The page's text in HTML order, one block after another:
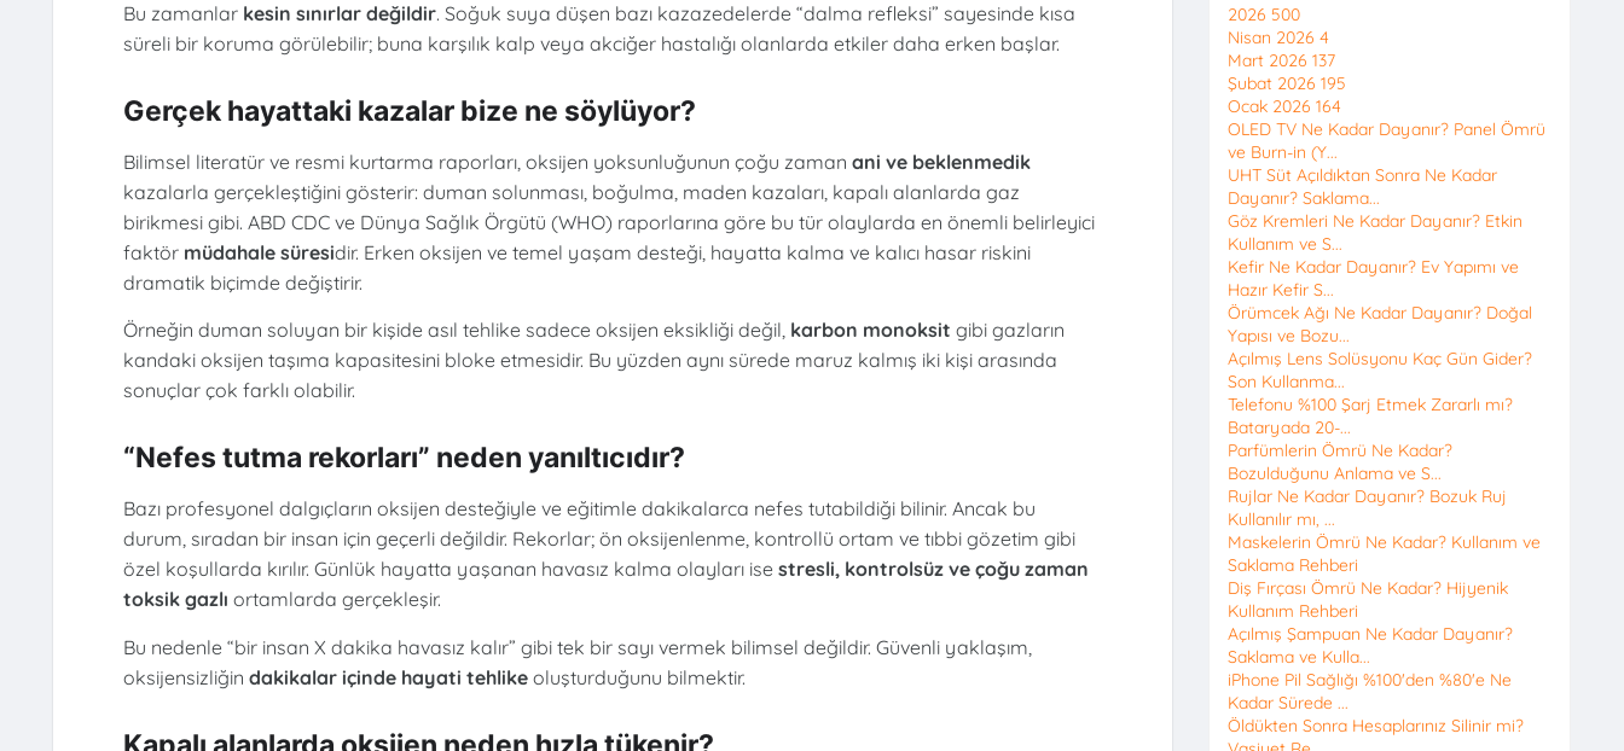
Bu zamanlar kesin sınırlar değildir. Soğuk suya düşen bazı kazazedelerde “dalma refleksi” sayesinde kısa
süreli bir koruma görülebilir; buna karşılık kalp veya akciğer hastalığı olanlarda etkiler daha erken başlar.
Gerçek hayattaki kazalar bize ne söylüyor?
Bilimsel literatür ve resmi kurtarma raporları, oksijen yoksunluğunun çoğu zaman ani ve beklenmedik
kazalarla gerçekleştiğini gösterir: duman solunması, boğulma, maden kazaları, kapalı alanlarda gaz
birikmesi gibi. ABD CDC ve Dünya Sağlık Örgütü (WHO) raporlarına göre bu tür olaylarda en önemli belirleyici
faktör müdahale süresidir. Erken oksijen ve temel yaşam desteği, hayatta kalma ve kalıcı hasar riskini
dramatik biçimde değiştirir.
Örneğin duman soluyan bir kişide asıl tehlike sadece oksijen eksikliği değil, karbon monoksit gibi gazların
kandaki oksijen taşıma kapasitesini bloke etmesidir. Bu yüzden aynı sürede maruz kalmış iki kişi arasında
sonuçlar çok farklı olabilir.
“Nefes tutma rekorları” neden yanıltıcıdır?
Bazı profesyonel dalgıçların oksijen desteğiyle ve eğitimle dakikalarca nefes tutabildiği bilinir. Ancak bu
durum, sıradan bir insan için geçerli değildir. Rekorlar; ön oksijenlenme, kontrollü ortam ve tıbbi gözetim gibi
özel koşullarda kırılır. Günlük hayatta yaşanan havasız kalma olayları ise stresli, kontrolsüz ve çoğu zaman
toksik gazlı ortamlarda gerçekleşir.
Bu nedenle “bir insan X dakika havasız kalır” gibi tek bir sayı vermek bilimsel değildir. Güvenli yaklaşım,
oksijensizliğin dakikalar içinde hayati tehlikeoluşturduğunu bilmektir.
2026 500
Nisan 2026 4
Mart 2026 137
Şubat 2026 195
Ocak 2026 164
OLED TV Ne Kadar Dayanır? Panel Ömrü
ve Burn-in (Y...
UHT Süt Açıldıktan Sonra Ne Kadar
Dayanır? Saklama...
Göz Kremleri Ne Kadar Dayanır? Etkin
Kullanım ve S...
Kefir Ne Kadar Dayanır? Ev Yapımı ve
Hazır Kefir S...
Örümcek Ağı Ne Kadar Dayanır? Doğal
Yapısı ve Bozu...
Açılmış Lens Solüsyonu Kaç Gün Gider?
Son Kullanma...
Telefonu %100 Şarj Etmek Zararlı mı?
Bataryada 20-...
Parfümlerin Ömrü Ne Kadar?
Bozulduğunu Anlama ve S...
Rujlar Ne Kadar Dayanır? Bozuk Ruj
Kullanılır mı, ...
Maskelerin Ömrü Ne Kadar? Kullanım ve
Saklama Rehberi
Diş Fırçası Ömrü Ne Kadar? Hijyenik
Kullanım Rehberi
Açılmış Şampuan Ne Kadar Dayanır?
Saklama ve Kulla...
iPhone Pil Sağlığı %100'den %80'e Ne
Kadar Sürede ...
Öldükten Sonra Hesaplarınız Silinir mi?